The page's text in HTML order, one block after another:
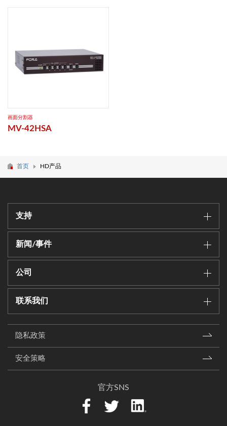
画面分割器
MV-42HSA
首页 HD产品
支持
新闻/事件
公司
联系我们
隐私政策
安全策略
官方SNS